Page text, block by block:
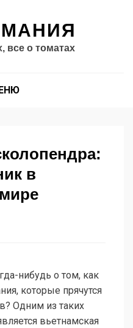
все о томатах
в
нибудь о том, как
которые прячутся
Одним из таких
вьетнамская